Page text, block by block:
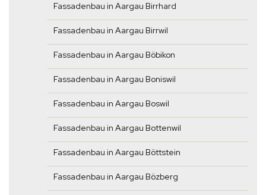
Fassadenbau in Aargau Birrhard
Fassadenbau in Aargau Birrwil
Fassadenbau in Aargau Böbikon
Fassadenbau in Aargau Boniswil
Fassadenbau in Aargau Boswil
Fassadenbau in Aargau Bottenwil
Fassadenbau in Aargau Böttstein
Fassadenbau in Aargau Bözberg